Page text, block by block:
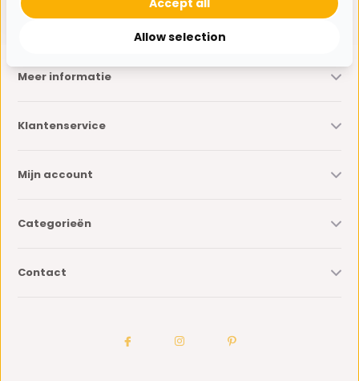
* Lees hier de wettelijke beperkingen
Meer informatie
Klantenservice
Mijn account
Categorieën
Contact
Allow selection